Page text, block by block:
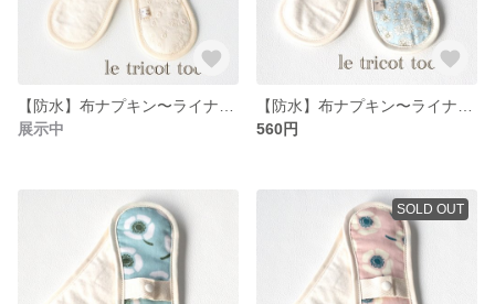
展示中
560円
SOLD OUT